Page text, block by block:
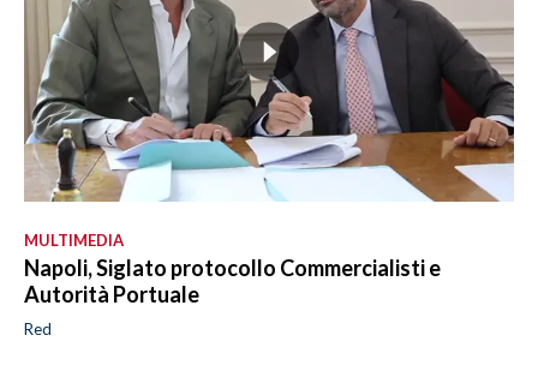
MULTIMEDIA
Napoli, Siglato protocollo Commercialisti e
Autorità Portuale
Red